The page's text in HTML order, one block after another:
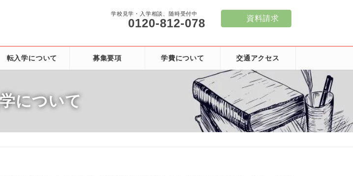
学校見学・入学相談、随時受付中
0120-812-078 資料請求
転入学について 募集要項 学費について 交通アクセス
について